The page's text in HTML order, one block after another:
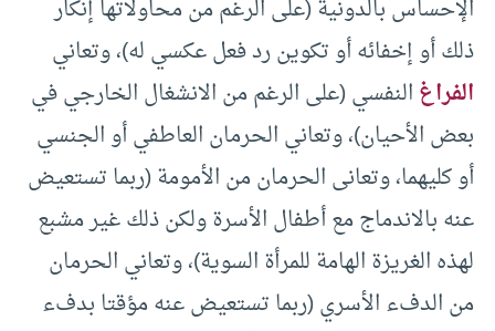
الإحساس بالدونية (على الرغم من محاولاتها إنكار
ذلك أو إخفائه أو تكوين رد فعل عكسي له)، وتعاني
الفراغالنفسي (على الرغم من الانشغال الخارجي في
بعض الأحيان)، وتعاني الحرمان العاطفي أو الجنسي
أو كليهما، وتعانى الحرمان من الأمومة (ربما تستعيض
عنه بالاندماج مع أطفال الأسرة ولكن ذلك غير مشبع
لهذه الغريزة الهامة للمرأة السوية)، وتعاني الحرمان
من الدفء الأسري (ربما تستعيض عنه مؤقتا بدفء